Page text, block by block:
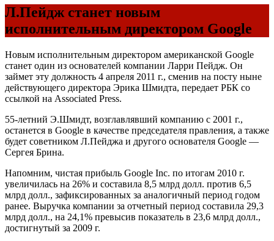
Л.Пейдж станет новым
исполнительным директором Google
Новым исполнительным директором американской Google
станет один из основателей компании Ларри Пейдж. Он
займет эту должность 4 апреля 2011 г., сменив на посту ныне
действующего директора Эрика Шмидта, передает РБК со
ссылкой на Associated Press.
55-летний Э.Шмидт, возглавлявший компанию с 2001 г.,
останется в Google в качестве председателя правления, а также
будет советником Л.Пейджа и другого основателя Google —
Сергея Брина.
Напомним, чистая прибыль Google Inc. по итогам 2010 г.
увеличилась на 26% и составила 8,5 млрд долл. против 6,5
млрд долл., зафиксированных за аналогичный период годом
ранее. Выручка компании за отчетный период составила 29,3
млрд долл., на 24,1% превысив показатель в 23,6 млрд долл.,
достигнутый за 2009 г.